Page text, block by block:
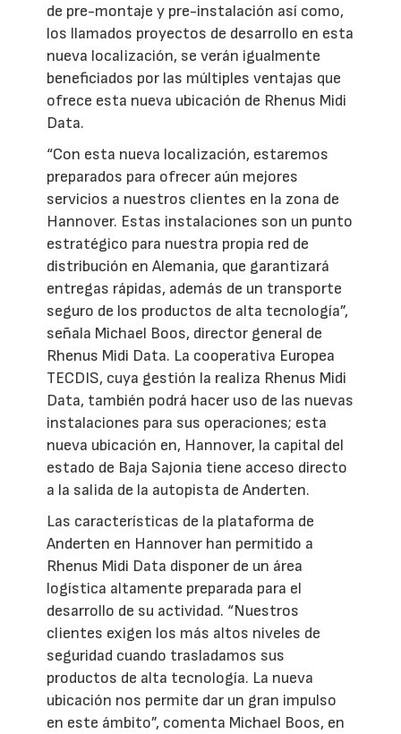
de pre-montaje y pre-instalación así como,
los llamados proyectos de desarrollo en esta
nueva localización, se verán igualmente
beneficiados por las múltiples ventajas que
ofrece esta nueva ubicación de Rhenus Midi
Data.
“Con esta nueva localización, estaremos
preparados para ofrecer aún mejores
servicios a nuestros clientes en la zona de
Hannover. Estas instalaciones son un punto
estratégico para nuestra propia red de
distribución en Alemania, que garantizará
entregas rápidas, además de un transporte
seguro de los productos de alta tecnología”,
señala Michael Boos, director general de
Rhenus Midi Data. La cooperativa Europea
TECDIS, cuya gestión la realiza Rhenus Midi
Data, también podrá hacer uso de las nuevas
instalaciones para sus operaciones; esta
nueva ubicación en, Hannover, la capital del
estado de Baja Sajonia tiene acceso directo
a la salida de la autopista de Anderten.
Las características de la plataforma de
Anderten en Hannover han permitido a
Rhenus Midi Data disponer de un área
logística altamente preparada para el
desarrollo de su actividad. “Nuestros
clientes exigen los más altos niveles de
seguridad cuando trasladamos sus
productos de alta tecnología. La nueva
ubicación nos permite dar un gran impulso
en este ámbito”, comenta Michael Boos, en